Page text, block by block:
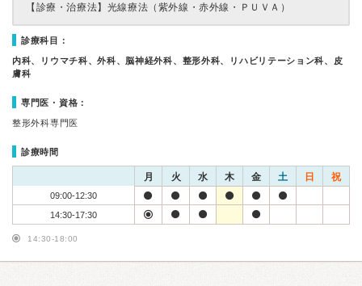
【診療・治療法】 光線療法（紫外線・赤外線・ＰＵＶＡ）
診療科目：
内科、リウマチ科、外科、脳神経外科、整形外科、リハビリテーション科、皮
膚科
専門医・資格：
整形外科専門医
診療時間
月 火 水 木 金 土 日 祝
09:00-12:30
14:30-17:30
14:30-18:00